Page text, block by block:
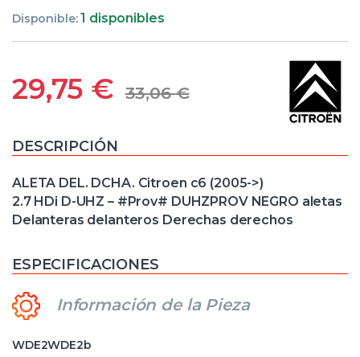
Disponible:1 disponibles
29,75 € 33,06€
DESCRIPCIÓN
ALETA DEL. DCHA. Citroen c6 (2005->)
2.7 HDi D-UHZ – #Prov# DUHZPROV NEGRO aletas
Delanteras delanteros Derechas derechos
ESPECIFICACIONES
Información de la Pieza
WDE2WDE2b